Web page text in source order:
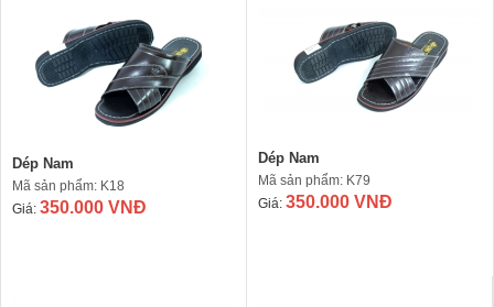
Dép Nam
Mã sản phẩm: K18
Giá: 350.000 VNĐ
Dép Nam
Mã sản phẩm: K79
Giá: 350.000 VNĐ